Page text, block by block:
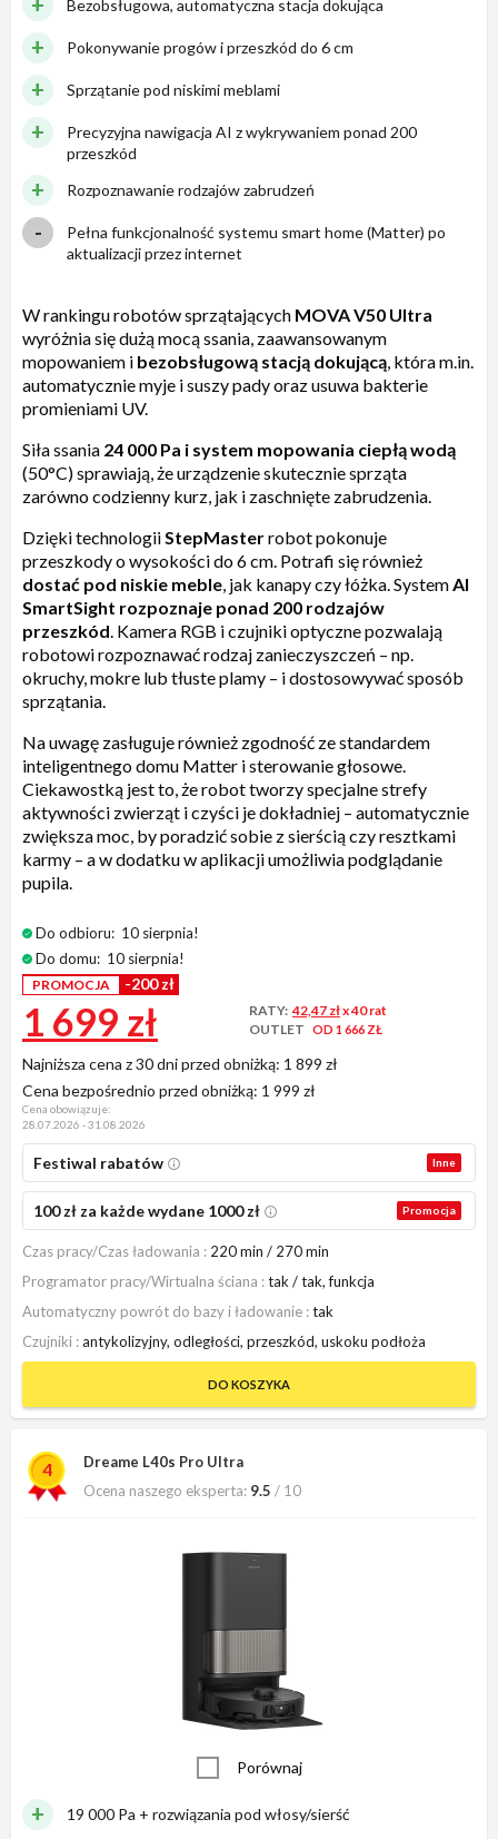
Bezobsługowa, automatyczna stacja dokująca
Pokonywanie progów i przeszkód do 6 cm
Sprzątanie pod niskimi meblami
Precyzyjna nawigacja AI z wykrywaniem ponad 200
przeszkód
Rozpoznawanie rodzajów zabrudzeń
Pełna funkcjonalność systemu smart home (Matter) po
aktualizacji przez internet
W rankingu robotów sprzątających MOVA V50 Ultra
wyróżnia się dużą mocą ssania, zaawansowanym
mopowaniem i bezobsługową stacją dokującą, która m.in.
automatycznie myje i suszy pady oraz usuwa bakterie
promieniami UV.
Siła ssania 24 000 Pa i system mopowania ciepłą wodą
(50°C) sprawiają, że urządzenie skutecznie sprząta
zarówno codzienny kurz, jak i zaschnięte zabrudzenia.
Dzięki technologiiStepMasterrobot pokonuje
przeszkody o wysokości do 6 cm. Potrafi się również
dostać pod niskie meble, jak kanapy czy łóżka. SystemAI
SmartSight rozpoznaje ponad 200 rodzajów
przeszkód. Kamera RGB i czujniki optyczne pozwalają
robotowi rozpoznawać rodzaj zanieczyszczeń – np.
okruchy, mokre lub tłuste plamy – i dostosowywać sposób
sprzątania.
Na uwagę zasługuje również zgodność ze standardem
inteligentnego domu Matter i sterowanie głosowe.
Ciekawostką jest to, że robot tworzy specjalne strefy
aktywności zwierząt i czyści je dokładniej – automatycznie
zwiększa moc, by poradzić sobie z sierścią czy resztkami
karmy – a w dodatku w aplikacji umożliwia podglądanie
pupila.
Do odbioru: 10 sierpnia!
Do domu: 10 sierpnia!
PROMOCJA -200 zł
1 699 zł
Najniższa cena z 30 dni przed obniżką: 1 899 zł
Cena bezpośrednio przed obniżką: 1 999 zł
Cena obowiązuje:
28.07.2026 - 31.08.2026
RATY: 42,47 złx 40 rat
OUTLET
OD 1 666 ZŁ
Inne
Festiwal rabatów
Promocja
100 zł za każde wydane 1000 zł
Czas pracy/Czas ładowania
220 min / 270 min
Programator pracy/Wirtualna ściana
tak / tak, funkcja
Automatyczny powrót do bazy i ładowanie tak
Czujniki antykolizyjny, odległości, przeszkód, uskoku podłoża
DO KOSZYKA
4
Dreame L40s Pro Ultra
Ocena naszego eksperta: 9.5 / 10
Porównaj
19 000 Pa + rozwiązania pod włosy/sierść